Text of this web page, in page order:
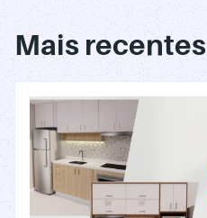
Mais recentes